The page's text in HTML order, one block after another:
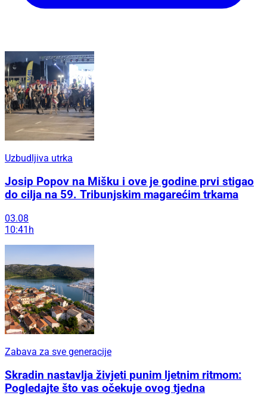
Uzbudljiva utrka
Josip Popov na Mišku i ove je godine prvi stigao
do cilja na 59. Tribunjskim magarećim trkama
03.08
10:41h
Zabava za sve generacije
Skradin nastavlja živjeti punim ljetnim ritmom:
Pogledajte što vas očekuje ovog tjedna